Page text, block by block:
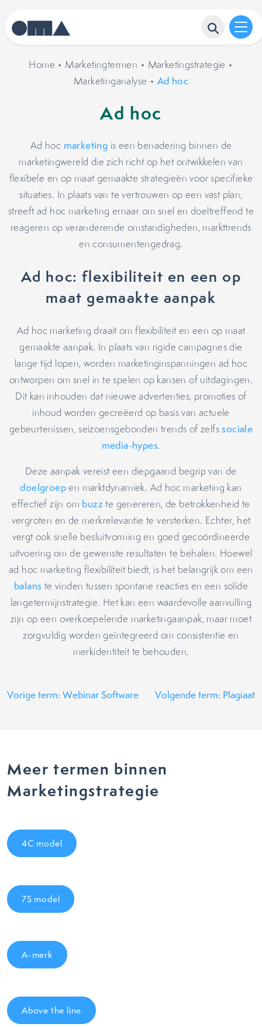
Home • Marketingtermen • Marketingstrategie •
Marketinganalyse • Ad hoc
Ad hoc
Ad hoc marketing is een benadering binnen de
marketingwereld die zich richt op het ontwikkelen van
flexibele en op maat gemaakte strategieën voor specifieke
situaties. In plaats van te vertrouwen op een vast plan,
streeft ad hoc marketing ernaar om snel en doeltreffend te
reageren op veranderende omstandigheden, markttrends
en consumentengedrag.
Ad hoc: flexibiliteit en een op
maat gemaakte aanpak
Ad hoc marketing draait om flexibiliteit en een op maat
gemaakte aanpak. In plaats van rigide campagnes die
lange tijd lopen, worden marketinginspanningen ad hoc
ontworpen om snel in te spelen op kansen of uitdagingen.
Dit kan inhouden dat nieuwe advertenties, promoties of
inhoud worden gecreëerd op basis van actuele
gebeurtenissen, seizoensgebonden trends of zelfssociale
media-hypes.
Deze aanpak vereist een diepgaand begrip van de
doelgroepen marktdynamiek. Ad hoc marketing kan
effectief zijn om buzz te genereren, de betrokkenheid te
vergroten en de merkrelevantie te versterken. Echter, het
vergt ook snelle besluitvorming en goed gecoördineerde
uitvoering om de gewenste resultaten te behalen. Hoewel
ad hoc marketing flexibiliteit biedt, is het belangrijk om een
balans te vinden tussen spontane reacties en een solide
langetermijnstrategie. Het kan een waardevolle aanvulling
zijn op een overkoepelende marketingaanpak, maar moet
zorgvuldig worden geïntegreerd om consistentie en
merkidentiteit te behouden.
Vorige term: Webinar Software Volgende term: Plagiaat
Meer termen binnen
Marketingstrategie
4C model
7S model
A-merk
Above the line